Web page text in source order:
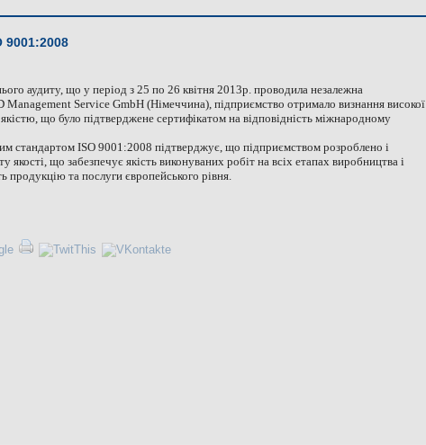
9001:2008
аудиту, що у період з 25 по 26 квітня 2013р. проводила незалежна
Management Service GmbH (Німеччина), підприємство отримало визнання високої
що було підтверджене сертифікатом на відповідність міжнародному
стандартом ISO 9001:2008 підтверджує, що підприємством розроблено і
що забезпечує якість виконуваних робіт на всіх етапах виробництва і
та послуги європейського рівня.